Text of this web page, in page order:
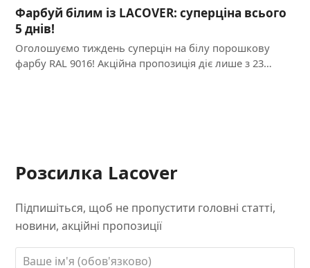
Фарбуй білим із LACOVER: суперціна всього
5 днів!
Оголошуємо тиждень суперцін на білу порошкову
фарбу RAL 9016! Акційна пропозиція діє лише з 23…
Розсилка Lacover
Підпишіться, щоб не пропустити головні статті,
новини, акційні пропозиції